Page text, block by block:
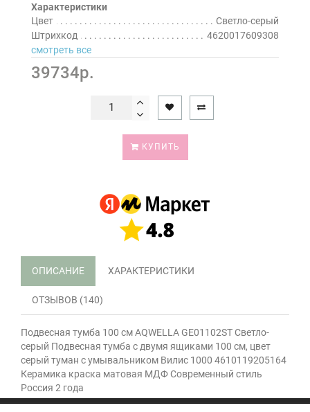
Характеристики
Цвет
Светло-серый
Штрихкод
4620017609308
смотреть все
39734р.
КУПИТЬ
ОПИСАНИЕ ХАРАКТЕРИСТИКИ
ОТЗЫВОВ (140)
Подвесная тумба 100 см AQWELLA GE01102ST Светло-
серый Подвесная тумба с двумя ящиками 100 см, цвет
серый туман с умывальником Вилис 1000 4610119205164
Керамика краска матовая МДФ Современный стиль
Россия 2 года